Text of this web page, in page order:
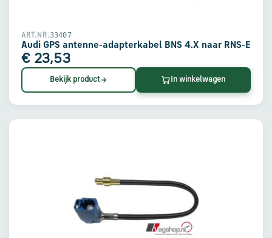
ART.NR.33407
Audi GPS antenne-adapterkabel BNS 4.X naar RNS-E
€ 23,53
Bekijk product In winkelwagen